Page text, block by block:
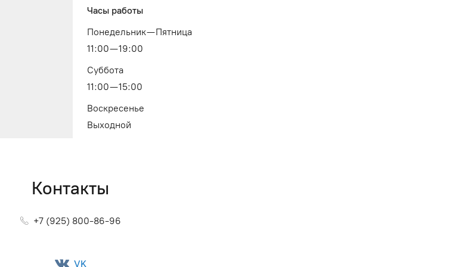
Часы работы
Понедельник — Пятница
11:00 — 19:00
Суббота
11:00 — 15:00
Воскресенье
Выходной
Контакты
+7 (925) 800-86-96
VK